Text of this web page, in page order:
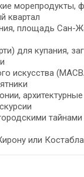
морепродукты,
квартал
площадь Сан-
для купания,
искусства
или